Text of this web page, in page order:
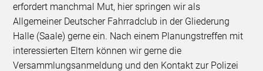
erfordert manchmal Mut, hier springen wir als
Allgemeiner Deutscher Fahrradclub in der Gliederung
Halle (Saale) gerne ein. Nach einem Planungstreffen mit
interessierten Eltern können wir gerne die
Versammlungsanmeldung und den Kontakt zur Polizei